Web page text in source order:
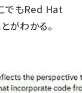
でもRed Hat
がわかる。